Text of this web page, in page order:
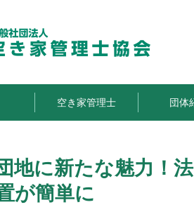
空き家管理士 団体
地に新たな魅力！
が簡単に